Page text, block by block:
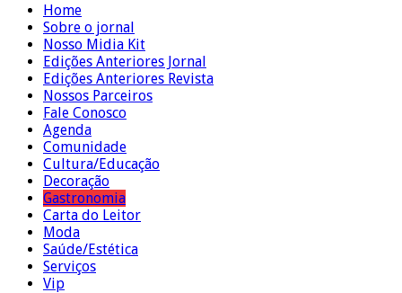
Home
Sobre o jornal
Nosso Midia Kit
Edições Anteriores Jornal
Edições Anteriores Revista
Nossos Parceiros
Fale Conosco
Agenda
Comunidade
Cultura/Educação
Decoração
Gastronomia
Carta do Leitor
Moda
Saúde/Estética
Serviços
Vip